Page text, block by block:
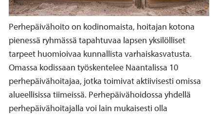
Perhepäivähoito on kodinomaista, hoitajan kotona
pienessä ryhmässä tapahtuvaa lapsen yksilölliset
tarpeet huomioivaa kunnallista varhaiskasvatusta.
Omassa kodissaan työskentelee Naantalissa 10
perhepäivähoitajaa, jotka toimivat aktiivisesti omissa
alueellisissa tiimeissä. Perhepäivähoidossa yhdellä
perhepäivähoitajalla voi lain mukaisesti olla